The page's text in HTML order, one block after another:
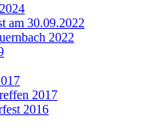
am 30.09.2022
2022
2017
2016